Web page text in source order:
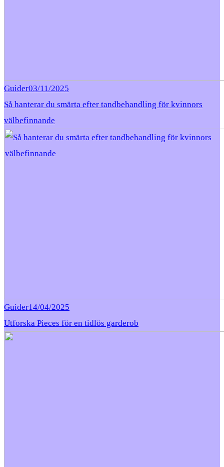
Guider03/11/2025
Så hanterar du smärta efter tandbehandling för kvinnors
välbefinnande
Guider14/04/2025
Utforska Pieces för en tidlös garderob